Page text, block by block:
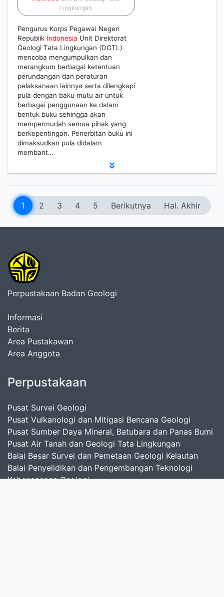
Lingkungan
Pengurus Korps Pegawai Negeri
Republik Indonesia Unit Direktorat
Geologi Tata Lingkungan (DGTL)
mencoba mengumpulkan dan
merangkum berbagai ketentuan
perundangan dan peraturan
pelaksanaan lainnya serta dilengkapi
pula dengan baku mutu air untuk
berbagai penggunaan ke dalam
bentuk buku sehingga akan
mempermudah semua pihak yang
berkepentingan. Penerbitan buku ini
dimaksudkan pula didalam
membant…
1 2 3 4 5 Berikutnya Hal. Akhir
Perpustakaan Badan Geologi
Informasi
Berita
Area Pustakawan
Area Anggota
Perpustakaan
Pusat Survei Geologi
Pusat Vulkanologi dan Mitigasi Bencana Geologi
Pusat Sumber Daya Mineral, Batubara dan Panas Bumi
Pusat Air Tanah dan Geologi Tata Lingkungan
Balai Besar Survei dan Pemetaan Geologi Kelautan
Balai Penyelidikan dan Pengembangan Teknologi
Kebencanaan Geologi